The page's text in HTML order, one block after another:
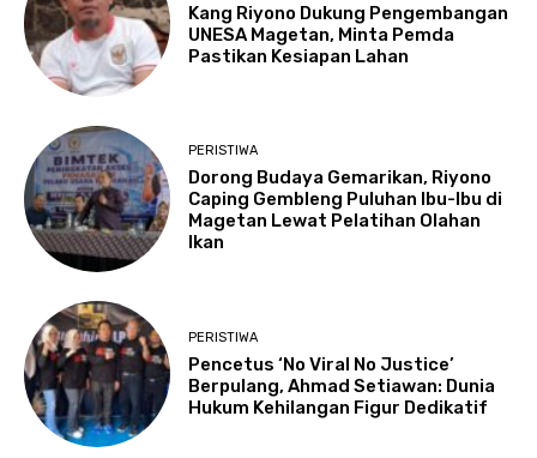
Kang Riyono Dukung Pengembangan
UNESA Magetan, Minta Pemda
Pastikan Kesiapan Lahan
PERISTIWA
Dorong Budaya Gemarikan, Riyono
Caping Gembleng Puluhan Ibu-Ibu di
Magetan Lewat Pelatihan Olahan
Ikan
PERISTIWA
Pencetus ‘No Viral No Justice’
Berpulang, Ahmad Setiawan: Dunia
Hukum Kehilangan Figur Dedikatif